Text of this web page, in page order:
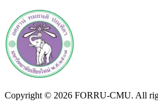
Copyright © 2026 FORRU-CMU. All